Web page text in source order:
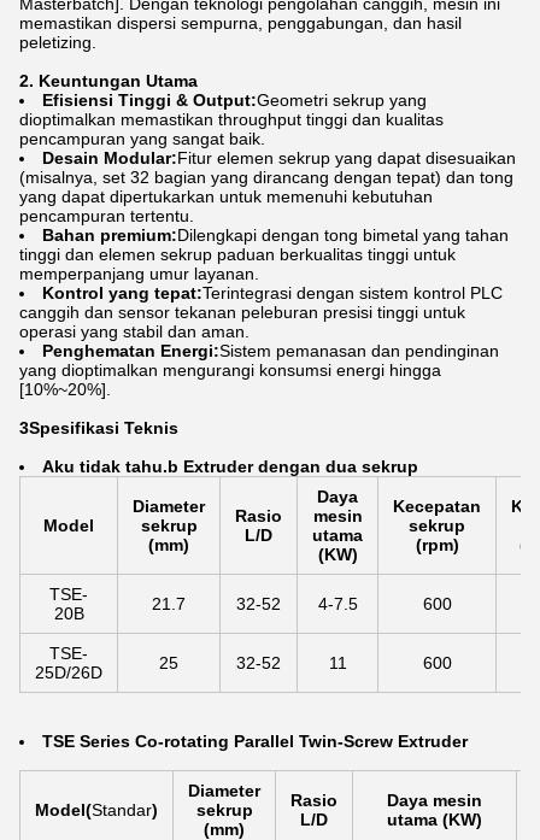
memastikan dispersi sempurna, penggabungan, dan hasil
peletizing.
2. Keuntungan Utama
Efisiensi Tinggi & Output:Geometri sekrup yang
dioptimalkan memastikan throughput tinggi dan kualitas
pencampuran yang sangat baik.
Desain Modular:Fitur elemen sekrup yang dapat disesuaikan
(misalnya, set 32 bagian yang dirancang dengan tepat) dan tong
yang dapat dipertukarkan untuk memenuhi kebutuhan
pencampuran tertentu.
Bahan premium:Dilengkapi dengan tong bimetal yang tahan
tinggi dan elemen sekrup paduan berkualitas tinggi untuk
memperpanjang umur layanan.
Kontrol yang tepat:Terintegrasi dengan sistem kontrol PLC
canggih dan sensor tekanan peleburan presisi tinggi untuk
operasi yang stabil dan aman.
Penghematan Energi:Sistem pemanasan dan pendinginan
yang dioptimalkan mengurangi konsumsi energi hingga
[10%~20%].
3Spesifikasi Teknis
Aku tidak tahu.b Extruder dengan dua sekrup
Model
Diameter
sekrup
(mm)
Rasio
L/D
Daya
mesin
utama
(KW)
Kecepatan
sekrup
(rpm)
TSE-
20B
21.7 32-52 4-7.5 600
TSE-
25D/26D
25 32-52 11 600
TSE Series Co-rotating Parallel Twin-Screw Extruder
Model(Standar)
Diameter
sekrup
(mm)
Rasio
L/D
Daya mesin
utama (KW)